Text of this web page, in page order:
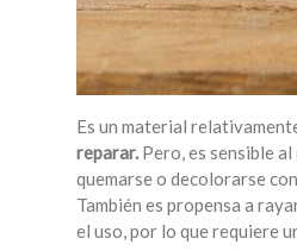
Es un material
reparar. Pero, es sensible
quemarse o decolorarse
También es propensa a
el uso, por lo que requiere